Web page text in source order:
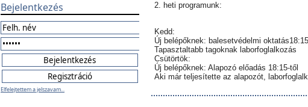
Bejelentkezés
Elfelejtettem a jelszavam...
2. heti programunk:
Kedd:
Új belépőknek: balesetvédelmi
Tapasztaltabb tagoknak laborfoglalkozás
Csütörtök:
Új belépőknek: Alapozó előadás 18:15-től
Aki már teljesítette az alapozót,